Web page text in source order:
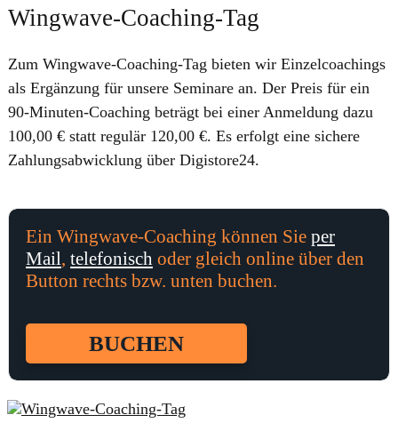
Wingwave-Coaching-Tag
Zum Wingwave-Coaching-Tag bieten wir Einzelcoachings
als Ergänzung für unsere Seminare an. Der Preis für ein
90-Minuten-Coaching beträgt bei einer Anmeldung dazu
100,00 € statt regulär 120,00 €. Es erfolgt eine sichere
Zahlungsabwicklung über Digistore24.
Ein Wingwave-Coaching können Sie per
Mail, telefonisch oder gleich online über den
Button rechts bzw. unten buchen.
BUCHEN